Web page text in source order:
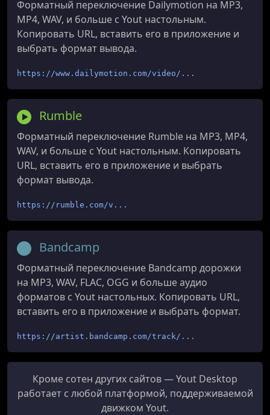
Форматный переключение Dailymotion на MP3,
MP4, WAV, и больше с Yout настольным.
Копировать URL, вставить его в приложение и
выбрать формат вывода.
https://www.dailymotion.com/video/...
Rumble
Форматный переключение Rumble на MP3, MP4,
WAV, и больше с Yout настольным. Копировать
URL, вставить его в приложение и выбрать
формат вывода.
https://rumble.com/v...
Bandcamp
Форматный переключение Bandcamp дорожки
на MP3, WAV, FLAC, OGG и больше аудио
форматов с Yout настольных. Копировать URL,
вставить его в приложение и выбрать формат.
https://artist.bandcamp.com/track/...
Кроме сотен других сайтов — Yout Desktop
работает с любой платформой, поддерживаемой
движком Yout.